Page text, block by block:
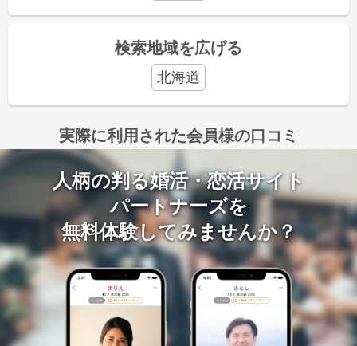
検索地域を広げる
北海道
実際に利用された会員様の口コミ
人柄の判る婚活・恋活サイト
パートナーズを
無料体験してみませんか？